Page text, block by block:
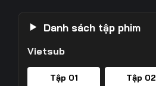
Danh sách tập phim
Vietsub
Tập 01 Tập 02